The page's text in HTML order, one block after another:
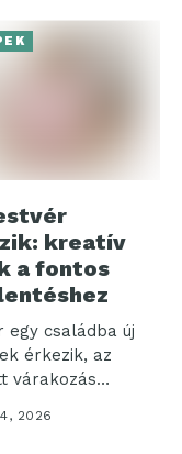
kreatív
a fontos
egy családba új
érkezik, az
várakozás
veszi kezdetét....
2026